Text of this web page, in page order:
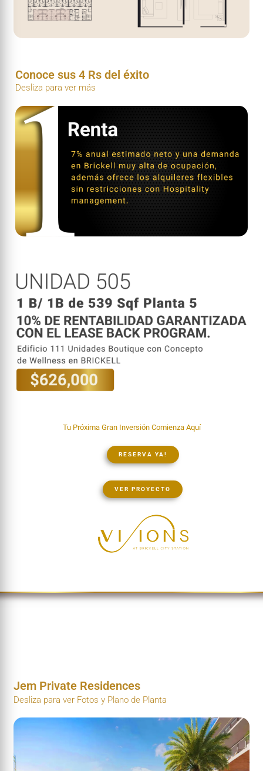
Conoce sus 4 Rs del éxito
Desliza para ver más
Tu Próxima Gran Inversión Comienza Aquí
RESERVA YA!
VER PROYECTO
Jem Private Residences
Desliza para ver Fotos y Plano de Planta